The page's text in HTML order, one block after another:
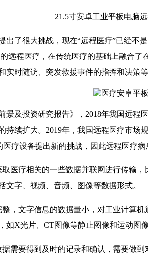
21.5寸安卓工业平板电脑
了很大挑战，现在“远程医疗”已经
远程医疗，在传统医疗的基础上融合
时随访、突发救援事件的指挥和决策等
及投资研究报告》，2018年我国远
续扩大。2019年，我国远程医疗市
疗设备提出新的挑战，因此远程医疗病
医疗相关的一些数据并联网进行传输
字、视频、音频、图像等数据形式。
，文字信息的数据量小，对工业计算
X光片、CT图像等静止图像和运动图
需要得到及时的记录和确认，需要做